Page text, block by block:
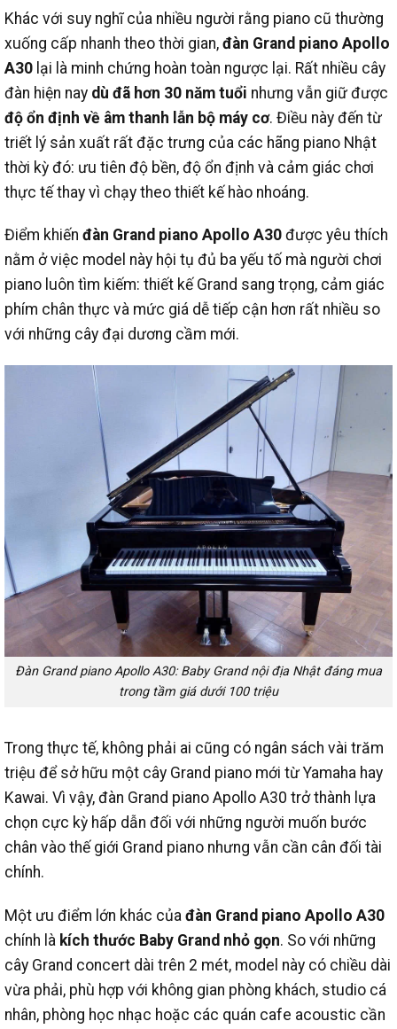
Khác với suy nghĩ của nhiều người rằng piano cũ thường
xuống cấp nhanh theo thời gian, đàn Grand piano Apollo
A30 lại là minh chứng hoàn toàn ngược lại. Rất nhiều cây
đàn hiện nay dù đã hơn 30 năm tuổi nhưng vẫn giữ được
độ ổn định về âm thanh lẫn bộ máy cơ. Điều này đến từ
triết lý sản xuất rất đặc trưng của các hãng piano Nhật
thời kỳ đó: ưu tiên độ bền, độ ổn định và cảm giác chơi
thực tế thay vì chạy theo thiết kế hào nhoáng.
Điểm khiến đàn Grand piano Apollo A30 được yêu thích
nằm ở việc model này hội tụ đủ ba yếu tố mà người chơi
piano luôn tìm kiếm: thiết kế Grand sang trọng, cảm giác
phím chân thực và mức giá dễ tiếp cận hơn rất nhiều so
với những cây đại dương cầm mới.
Đàn Grand piano Apollo A30: Baby Grand nội địa Nhật đáng mua
trong tầm giá dưới 100 triệu
Trong thực tế, không phải ai cũng có ngân sách vài trăm
triệu để sở hữu một cây Grand piano mới từ Yamaha hay
Kawai. Vì vậy, đàn Grand piano Apollo A30 trở thành lựa
chọn cực kỳ hấp dẫn đối với những người muốn bước
chân vào thế giới Grand piano nhưng vẫn cần cân đối tài
chính.
Một ưu điểm lớn khác của đàn Grand piano Apollo A30
chính là kích thước Baby Grand nhỏ gọn. So với những
cây Grand concert dài trên 2 mét, model này có chiều dài
vừa phải, phù hợp với không gian phòng khách, studio cá
nhân, phòng học nhạc hoặc các quán cafe acoustic cần